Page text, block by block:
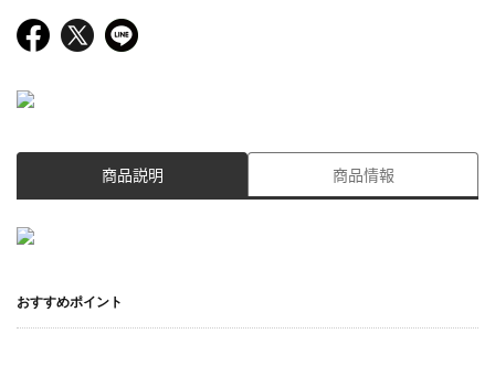
商品説明 商品情報
おすすめポイント